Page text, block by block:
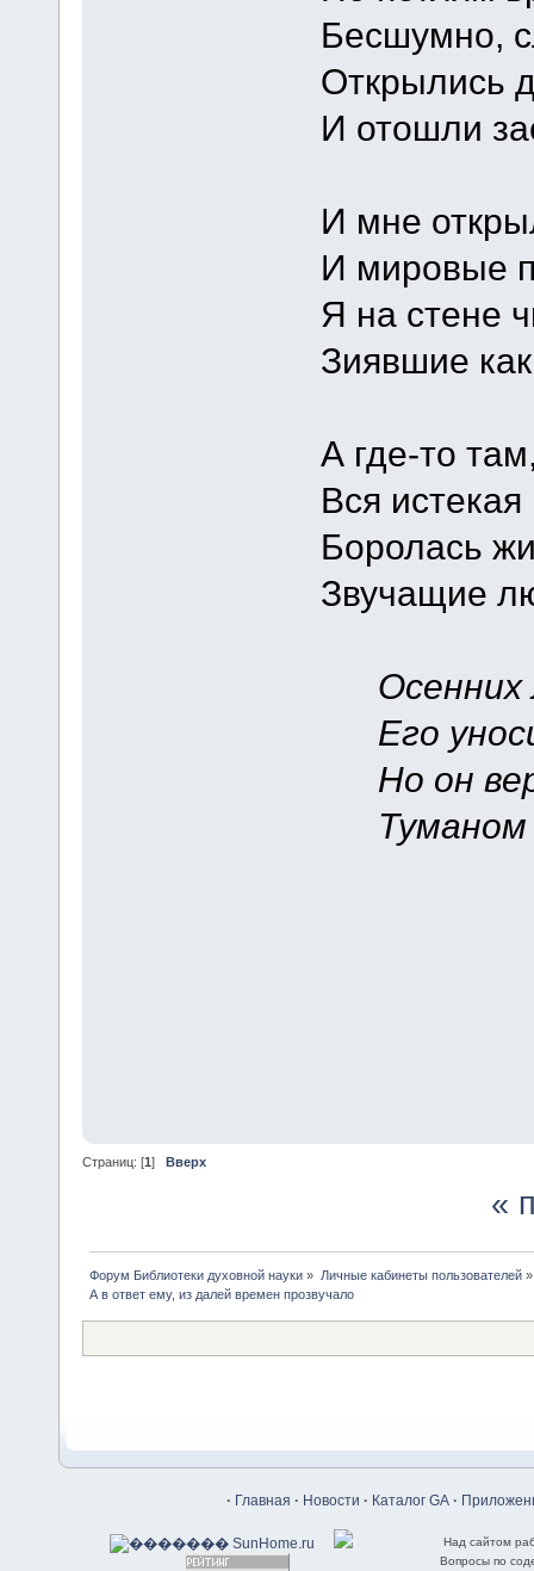
Бесшумно,
Открылись
И отошли
И мне
И мировые
Я на стене
Зиявшие
А где-то
Вся
Боролась
Звучащие
Осенних
Его
Но он
Туманом
Страниц: [1 ] Вверх
«
Форум Библиотеки духовной науки » Личные кабинеты пользователей»
А в ответ ему, из далей времен прозвучало
· Главная · Новости · Каталог GA ·
Над сайтом
Вопросы по